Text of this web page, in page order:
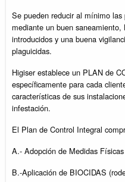
Se pueden reducir al mínimo
mediante un buen
introducidos y una buena
plaguicidas.
Higiser establece un PLAN de
específicamente para cada
características de sus
infestación.
El Plan de Control Integral
A.- Adopción de Medidas
B.-Aplicación de BIOCIDAS